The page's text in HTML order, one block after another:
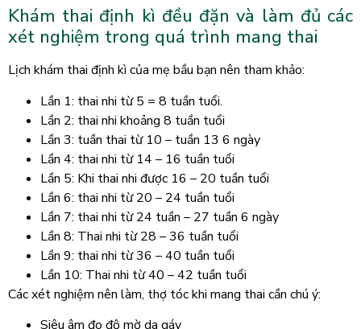
Khám thai định kì đều đặn và làm đủ các
xét nghiệm trong quá trình mang thai
Lịch khám thai định kì của mẹ bầu bạn nên tham khảo:
Lần 1: thai nhi từ 5 = 8 tuần tuổi.
Lần 2: thai nhi khoảng 8 tuần tuổi
Lần 3: tuần thai từ 10 – tuần 13 6 ngày
Lần 4: thai nhi từ 14 – 16 tuần tuổi
Lần 5: Khi thai nhi được 16 – 20 tuần tuổi
Lần 6: thai nhi từ 20 – 24 tuần tuổi
Lần 7: thai nhi từ 24 tuần – 27 tuần 6 ngày
Lần 8: Thai nhi từ 28 – 36 tuần tuổi
Lần 9: thai nhi từ 36 – 40 tuần tuổi
Lần 10: Thai nhi từ 40 – 42 tuần tuổi
Các xét nghiệm nên làm, thợ tóc khi mang thai cần chú ý:
Siêu âm đo độ mờ da gáy